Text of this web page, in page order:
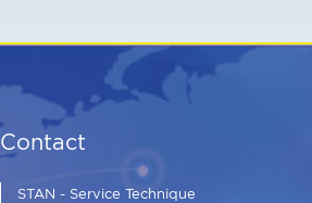
Contact
STAN - Service Technique